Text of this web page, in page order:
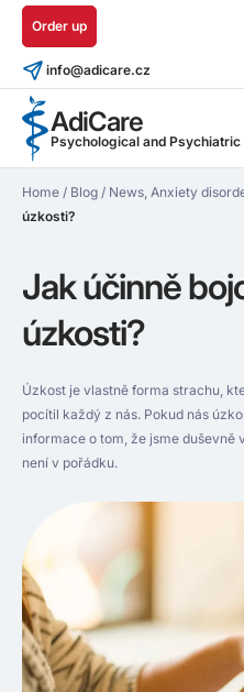
AdiCare
Psychological and Psychiatric
Order up
info@adicare.cz
Home / Blog / News, Anxiety
úzkosti?
Jak účinně
úzkosti?
Úzkost je vlastně forma strachu,
pocítil každý z nás. Pokud nás
informace o tom, že jsme duševně
není v pořádku.